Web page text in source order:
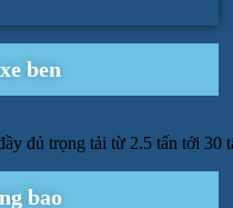
ben
đủ trọng tải từ 2.5 tấn tới 30
bao